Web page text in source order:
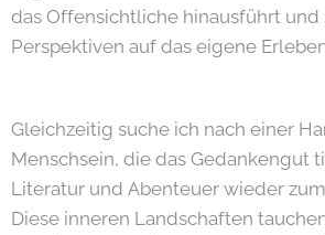
das Offensichtliche hinausführt und
Perspektiven auf das eigene
Gleichzeitig suche ich nach einer
Menschsein, die das Gedankengut
Literatur und Abenteuer wieder
Diese inneren Landschaften